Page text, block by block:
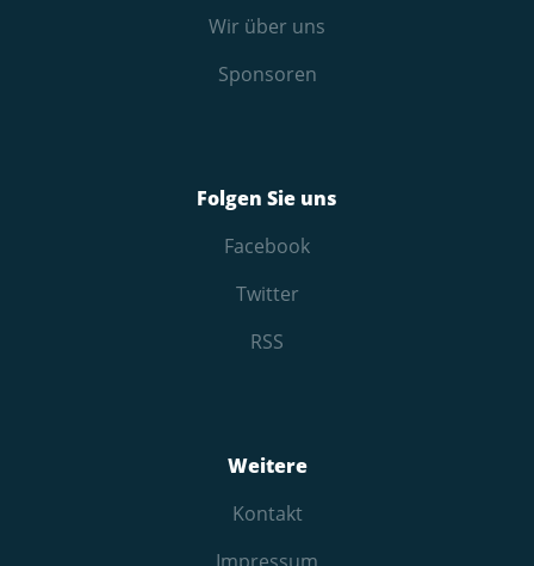
Wir über uns
Sponsoren
Folgen Sie uns
Facebook
Twitter
RSS
Weitere
Kontakt